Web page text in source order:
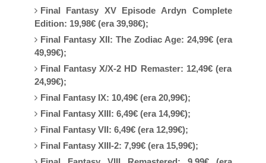
Final Fantasy XV Episode Ardyn Complete
Edition: 19,98€ (era 39,98€);
Final Fantasy XII: The Zodiac Age: 24,99€ (era
49,99€);
Final Fantasy X/X-2 HD Remaster: 12,49€ (era
24,99€);
Final Fantasy IX: 10,49€ (era 20,99€);
Final Fantasy XIII: 6,49€ (era 14,99€);
Final Fantasy VII: 6,49€ (era 12,99€);
Final Fantasy XIII-2: 7,99€ (era 15,99€);